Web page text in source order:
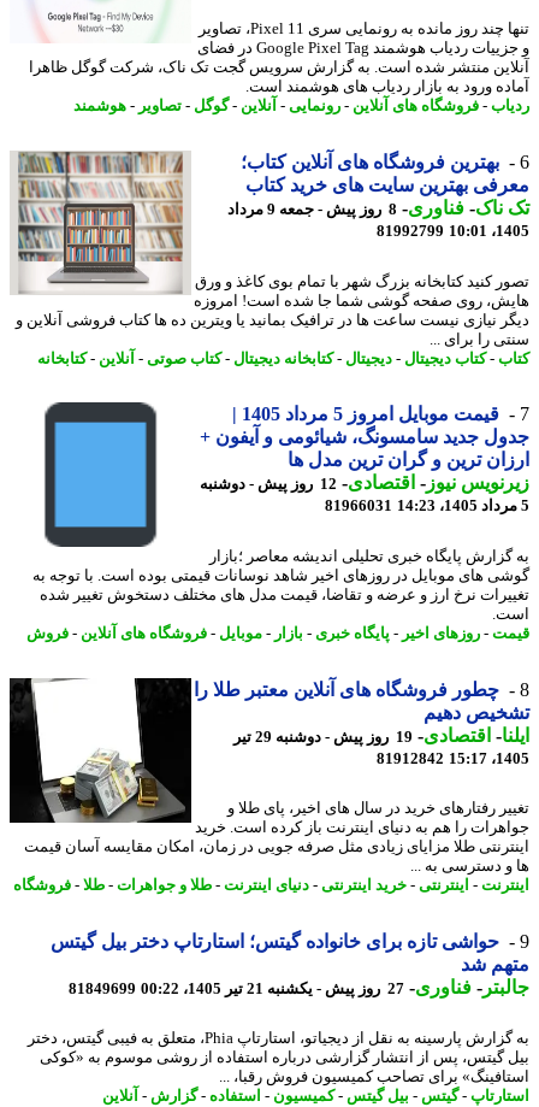
تنها چند روز مانده به رونمایی سری Pixel 11، تصاویر
و جزییات ردیاب هوشمند Google Pixel Tag در فضای
منتشر شده است. به گزارش سرویس گجت تک ناک، شرکت گوگل ظاهرا
ورود به بازار ردیاب های هوشمند است.
-فروشگاه های آنلاین-رونمایی-آنلاین-گوگل-تصاویر-هوشمند
بهترین فروشگاه های آنلاین کتاب؛
بهترین سایت های خرید کتاب
-فناوری-
8 روز پیش - جمعه 9 مرداد
81992799
کنید کتابخانه بزرگ شهر با تمام بوی کاغذ و ورق
روی صفحه گوشی شما جا شده است! امروزه
نیازی نیست ساعت ها در ترافیک بمانید یا ویترین ده ها کتاب فروشی آنلاین و
را برای ...
-کتاب دیجیتال-دیجیتال-کتابخانه دیجیتال-کتاب صوتی-آنلاین-کتابخانه
قیمت موبایل امروز 5 مرداد 1405 |
جدید سامسونگ، شیائومی و آیفون +
ترین و گران ترین مدل ها
نیوز-اقتصادی-
12 روز پیش - دوشنبه
81966031
پایگاه خبری تحلیلی اندیشه معاصر ؛بازار
های موبایل در روزهای اخیر شاهد نوسانات قیمتی بوده است. با توجه به
نرخ ارز و عرضه و تقاضا، قیمت مدل های مختلف دستخوش تغییر شده
-روزهای اخیر -پایگاه خبری- بازار - موبایل-فروشگاه های آنلاین-فروش
چطور فروشگاه های آنلاین معتبر طلا را
دهیم
-اقتصادی-
19 روز پیش - دوشنبه 29 تیر
81912842
رفتارهای خرید در سال های اخیر، پای طلا و
را هم به دنیای اینترنت باز کرده است. خرید
طلا مزایای زیادی مثل صرفه جویی در زمان، امکان مقایسه آسان قیمت
دسترسی به ...
-اینترنتی-خرید اینترنتی-دنیای اینترنت-طلا و جواهرات- طلا-فروشگاه
حواشی تازه برای خانواده گیتس؛ استارتاپ دختر بیل گیتس
شد
-فناوری- 27 روز پیش - یکشنبه 21 تیر 1405، 00:22 81849699
به گزارش پارسینه به نقل از دیجیاتو، استارتاپ Phia، متعلق به فیبی گیتس، دختر
گیتس، پس از انتشار گزارشی درباره استفاده از روشی موسوم به «کوکی
برای تصاحب کمیسیون فروش رقبا، ...
-گیتس-بیل گیتس-کمیسیون-استفاده-گزارش -آنلاین